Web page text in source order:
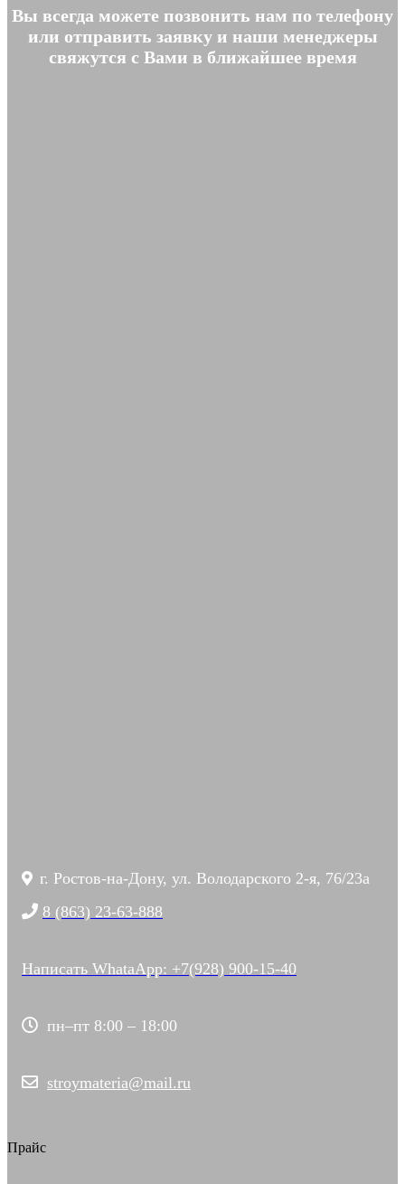
Вы всегда можете позвонить нам по телефону
или отправить заявку и наши менеджеры
свяжутся с Вами в ближайшее время
г. Ростов-на-Дону, ул. Володарского 2-я, 76/23а
8 (863) 23-63-888
Написать WhataApp: +7(928) 900-15-40
пн–пт 8:00 – 18:00
stroymateria@mail.ru
Прайс